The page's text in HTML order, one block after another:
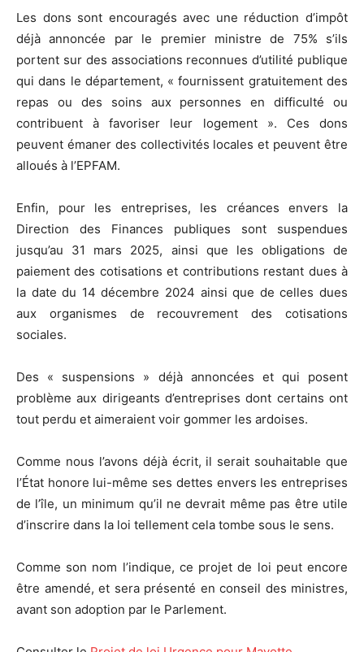
Les dons sont encouragés avec une réduction d’impôt
déjà annoncée par le premier ministre de 75% s’ils
portent sur des associations reconnues d’utilité publique
qui dans le département, « fournissent gratuitement des
repas ou des soins aux personnes en difficulté ou
contribuent à favoriser leur logement ». Ces dons
peuvent émaner des collectivités locales et peuvent être
alloués à l’EPFAM.
Enfin, pour les entreprises, les créances envers la
Direction des Finances publiques sont suspendues
jusqu’au 31 mars 2025, ainsi que les obligations de
paiement des cotisations et contributions restant dues à
la date du 14 décembre 2024 ainsi que de celles dues
aux organismes de recouvrement des cotisations
sociales.
Des « suspensions » déjà annoncées et qui posent
problème aux dirigeants d’entreprises dont certains ont
tout perdu et aimeraient voir gommer les ardoises.
Comme nous l’avons déjà écrit, il serait souhaitable que
l’État honore lui-même ses dettes envers les entreprises
de l’île, un minimum qu’il ne devrait même pas être utile
d’inscrire dans la loi tellement cela tombe sous le sens.
Comme son nom l’indique, ce projet de loi peut encore
être amendé, et sera présenté en conseil des ministres,
avant son adoption par le Parlement.